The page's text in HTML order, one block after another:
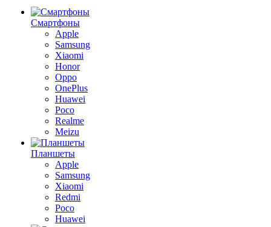
Смартфоны
Apple
Samsung
Xiaomi
Honor
Oppo
OnePlus
Huawei
Poco
Realme
Meizu
Планшеты
Apple
Samsung
Xiaomi
Redmi
Poco
Huawei